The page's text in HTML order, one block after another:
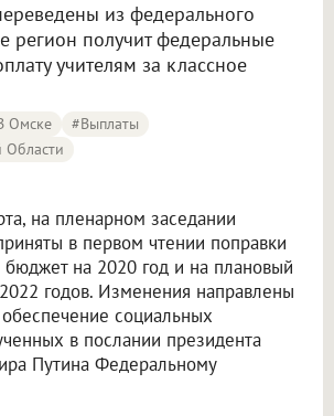
из федерального
регион получит федеральные
учителям за классное
Омске
#выплаты
на пленарном заседании
в первом чтении поправки
на 2020 год и на плановый
годов. Изменения направлены
социальных
в послании президента
Путина Федеральному